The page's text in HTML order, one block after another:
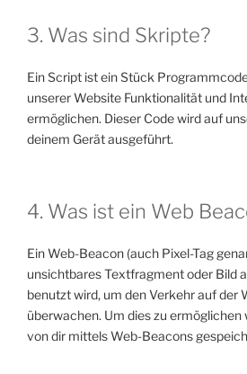
3. Was sind Skripte?
Ein Script ist ein Stück
unserer Website Funktionalität und
ermöglichen. Dieser Code wird auf
deinem Gerät ausgeführt.
4. Was ist ein Web
Ein Web-Beacon (auch Pixel-Tag
unsichtbares Textfragment oder Bild
benutzt wird, um den Verkehr auf der
überwachen. Um dies zu
von dir mittels Web-Beacons